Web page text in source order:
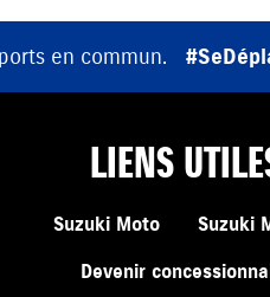
en commun.
LIENS
Suzuki Moto
Suzuki
Devenir